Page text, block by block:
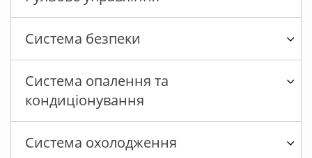
Система безпеки
Система опалення та
кондиціонування
Система охолодження